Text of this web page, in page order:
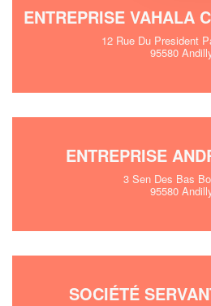
ENTREPRISE VAHALA
12 Rue Du President
95580
ENTREPRISE
3 Sen Des Bas
95580
SOCIÉTÉ